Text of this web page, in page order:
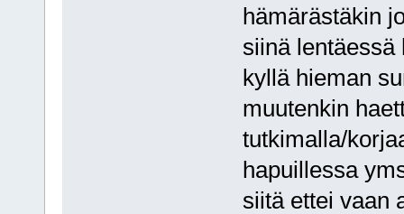
hämärästäkin
siinä lentäessä
kyllä hieman
muutenkin
tutkimalla/
hapuillessa
siitä ettei vaan